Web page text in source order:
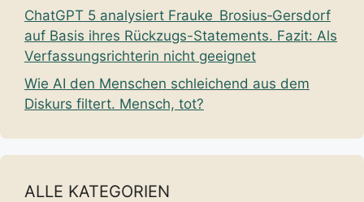
ChatGPT 5 analysiert Frauke Brosius‑Gersdorf
auf Basis ihres Rückzugs-Statements. Fazit: Als
Verfassungsrichterin nicht geeignet
Wie AI den Menschen schleichend aus dem
Diskurs filtert. Mensch, tot?
ALLE KATEGORIEN